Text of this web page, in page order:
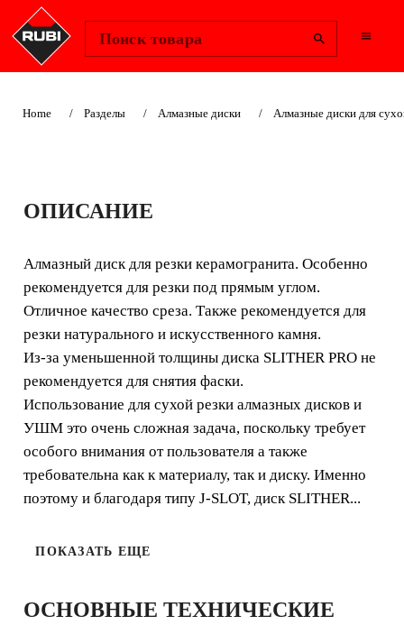
Поиск товара
Home Разделы Алмазные диски Алмазные диски для
АЛМАЗНЫЕ
СПЛОШНЫЕ
ДИСКИ ДЛЯ
КЕРАМОГРАНИТА
J-SLOT - SLITHER
PRO
Алмазный диск для резки керамогранита. Особенно
рекомендуется для резки под прямым углом.
Отличное качество среза. Также рекомендуется для
резки натурального и искусственного камня.
КЕРАМОГРА
HOCHWERT
IGE
ОПИСАНИЕ
Алмазный диск для резки керамогранита. Особенно
рекомендуется для резки под прямым углом.
Отличное качество среза. Также рекомендуется для
резки натурального и искусственного камня.
Из-за уменьшенной толщины диска SLITHER PRO не
рекомендуется для снятия фаски.
Использование для сухой резки алмазных дисков и
УШМ это очень сложная задача, поскольку требует
особого внимания от пользователя а также
требовательна как к материалу, так и диску. Именно
поэтому и благодаря типу J-SLOT, диск SLITHER...
ПОКАЗАТЬ ЕЩЕ
ОСНОВНЫЕ ТЕХНИЧЕСКИЕ